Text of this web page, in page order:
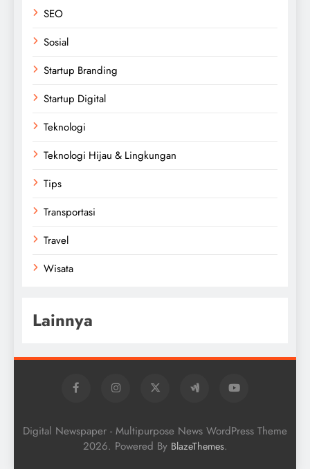
SEO
Sosial
Startup Branding
Startup Digital
Teknologi
Teknologi Hijau & Lingkungan
Tips
Transportasi
Travel
Wisata
Lainnya
Digital Newspaper - Multipurpose News WordPress Theme
2026. Powered By BlazeThemes.